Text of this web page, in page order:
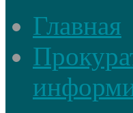
Главная